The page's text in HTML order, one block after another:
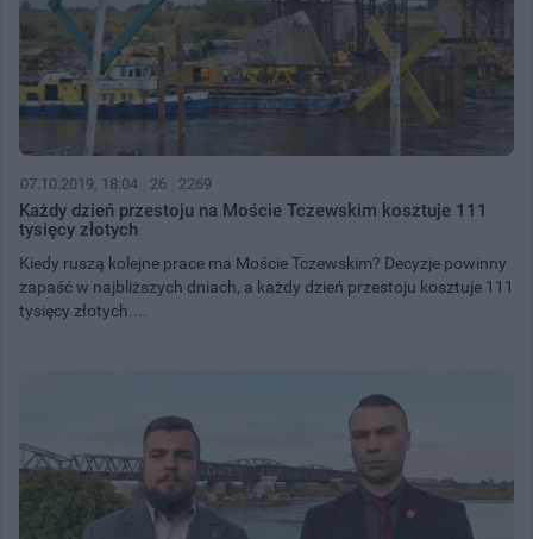
07.10.2019, 18:04 26 2269
Każdy dzień przestoju na Moście Tczewskim kosztuje 111
tysięcy złotych
Kiedy ruszą kolejne prace ma Moście Tczewskim? Decyzje powinny
zapaść w najbliższych dniach, a każdy dzień przestoju kosztuje 111
tysięcy złotych....